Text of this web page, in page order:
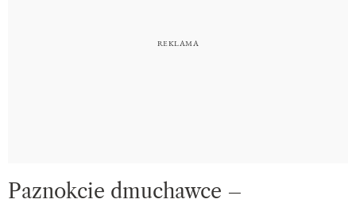
Paznokcie dmuchawce –